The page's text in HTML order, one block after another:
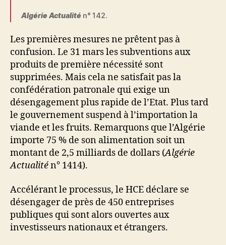
Algérie Actualité n° 142.
Les premières mesures ne prêtent pas à
confusion. Le 31 mars les subventions aux
produits de première nécessité sont
supprimées. Mais cela ne satisfait pas la
confédération patronale qui exige un
désengagement plus rapide de l’Etat. Plus tard
le gouvernement suspend à l’importation la
viande et les fruits. Remarquons que l’Algérie
importe 75 % de son alimentation soit un
montant de 2,5 milliards de dollars (Algérie
Actualitén° 1414).
Accélérant le processus, le HCE déclare se
désengager de près de 450 entreprises
publiques qui sont alors ouvertes aux
investisseurs nationaux et étrangers.